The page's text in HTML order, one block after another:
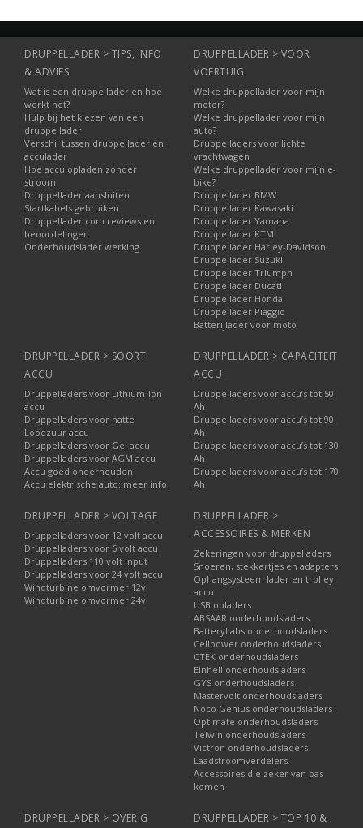
DRUPPELLADER > TIPS, INFO
& ADVIES
Wat is een druppellader en hoe
werkt het?
Hulp bij het kiezen van een
druppellader
Verschil tussen druppellader en
acculader
Hoe accu opladen zonder
stroom
Druppellader aansluiten
Startkabels gebruiken
Druppellader.com reviews en
beoordelingen
Onderhoudslader werking
DRUPPELLADER > VOOR
VOERTUIG
Welke druppellader voor mijn
motor?
Welke druppellader voor mijn
auto?
Druppelladers voor lichte
vrachtwagen
Welke druppellader voor mijn e-
bike?
Druppellader BMW
Druppellader Kawasaki
Druppellader Yamaha
Druppellader KTM
Druppellader Harley-Davidson
Druppellader Suzuki
Druppellader Triumph
Druppellader Ducati
Druppellader Honda
Druppellader Piaggio
Batterijlader voor moto
DRUPPELLADER > SOORT
ACCU
Druppelladers voor Lithium-Ion
accu
Druppelladers voor natte
Loodzuur accu
Druppelladers voor Gel accu
Druppelladers voor AGM accu
Accu goed onderhouden
Accu elektrische auto: meer info
DRUPPELLADER > CAPACITEIT
ACCU
Druppelladers voor accu’s tot 50
Ah
Druppelladers voor accu’s tot 90
Ah
Druppelladers voor accu’s tot 130
Ah
Druppelladers voor accu’s tot 170
Ah
DRUPPELLADER > VOLTAGE
Druppelladers voor 12 volt accu
Druppelladers voor 6 volt accu
Druppelladers 110 volt input
Druppelladers voor 24 volt accu
Windturbine omvormer 12v
Windturbine omvormer 24v
DRUPPELLADER >
ACCESSOIRES & MERKEN
Zekeringen voor druppelladers
Snoeren, stekkertjes en adapters
Ophangsysteem lader en trolley
accu
USB opladers
ABSAAR onderhoudsladers
BatteryLabs onderhoudsladers
Cellpower onderhoudsladers
CTEK onderhoudsladers
Einhell onderhoudsladers
GYS onderhoudsladers
Mastervolt onderhoudsladers
Noco Genius onderhoudsladers
Optimate onderhoudsladers
Telwin onderhoudsladers
Victron onderhoudsladers
Laadstroomverdelers
Accessoires die zeker van pas
komen
DRUPPELLADER > OVERIG
DRUPPELLADER > TOP 10 &